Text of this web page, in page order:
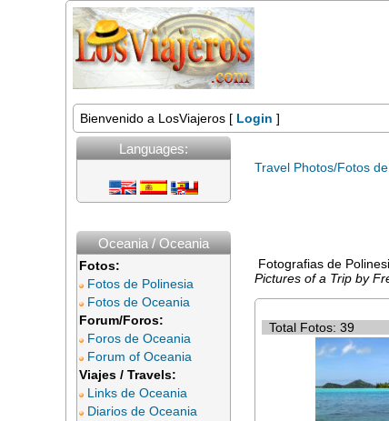
Bienvenido a LosViajeros [ Login ]
Languages:
Oceania / Oceania
Fotos:
Fotos de Polinesia
Fotos de Oceania
Forum/Foros:
Foros de Oceania
Forum of Oceania
Viajes / Travels:
Links de Oceania
Diarios de Oceania
Travel Photos/Fotos
Fotografias de
Pictures of a Trip by
Total Fotos: 39